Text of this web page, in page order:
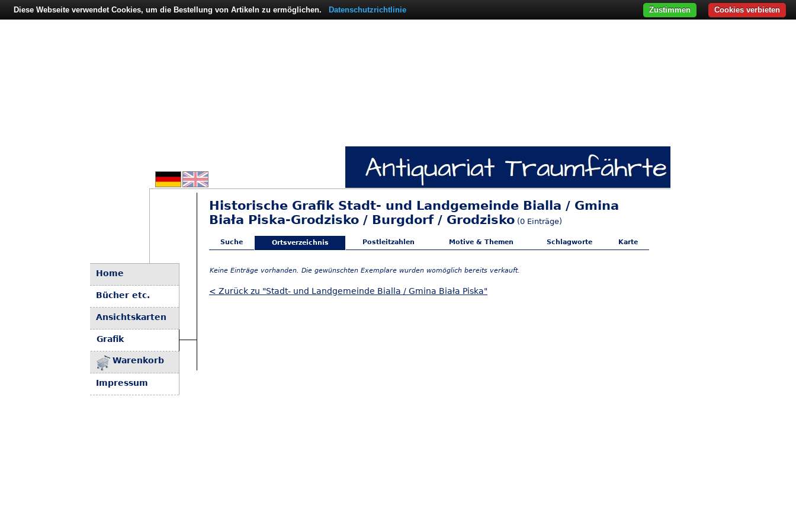
Home
Bücher etc.
Ansichtskarten
Grafik
Warenkorb
Impressum
Historische Grafik Stadt- und Landgemeinde Bialla / Gmina
Biała Piska-Grodzisko / Burgdorf / Grodzisko (0 Einträge)
Suche Ortsverzeichnis Postleitzahlen Motive & Themen Schlagworte Karte
Keine Einträge vorhanden. Die gewünschten Exemplare wurden womöglich bereits verkauft.
< Zurück zu "Stadt- und Landgemeinde Bialla / Gmina Biała Piska"
Diese Webseite verwendet Cookies, um die Bestellung von Artikeln zu ermöglichen. Datenschutzrichtlinie Cookies verbieten
Zustimmen